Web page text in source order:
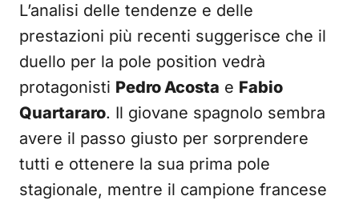
L’analisi delle tendenze e delle
prestazioni più recenti suggerisce che il
duello per la pole position vedrà
protagonisti Pedro Acosta e Fabio
Quartararo. Il giovane spagnolo sembra
avere il passo giusto per sorprendere
tutti e ottenere la sua prima pole
stagionale, mentre il campione francese